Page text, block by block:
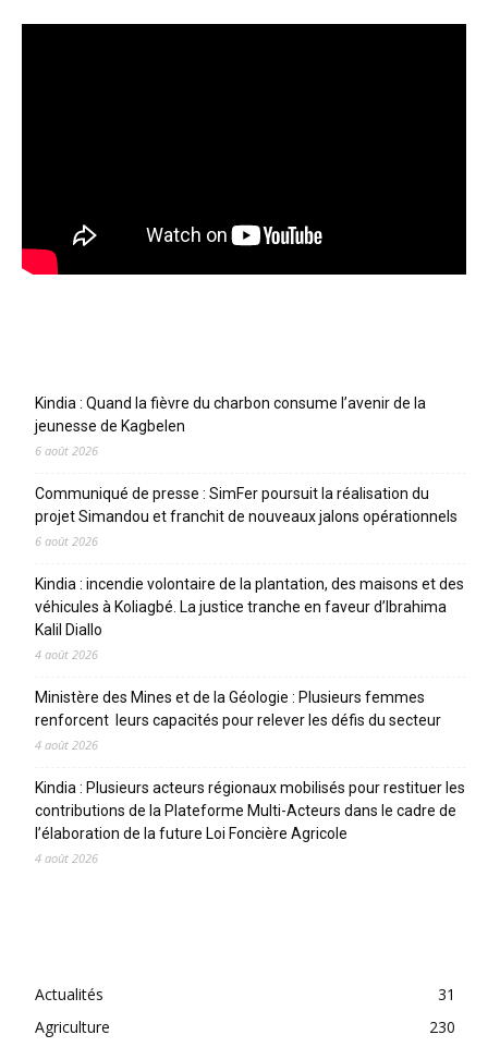
Kindia : Quand la fièvre du charbon consume l’avenir de la
jeunesse de Kagbelen
6 août 2026
Communiqué de presse : SimFer poursuit la réalisation du
projet Simandou et franchit de nouveaux jalons opérationnels
6 août 2026
Kindia : incendie volontaire de la plantation, des maisons et des
véhicules à Koliagbé. La justice tranche en faveur d’Ibrahima
Kalil Diallo
4 août 2026
Ministère des Mines et de la Géologie : Plusieurs femmes
renforcent leurs capacités pour relever les défis du secteur
4 août 2026
Kindia : Plusieurs acteurs régionaux mobilisés pour restituer les
contributions de la Plateforme Multi-Acteurs dans le cadre de
l’élaboration de la future Loi Foncière Agricole
4 août 2026
Actualités
31
Agriculture
230